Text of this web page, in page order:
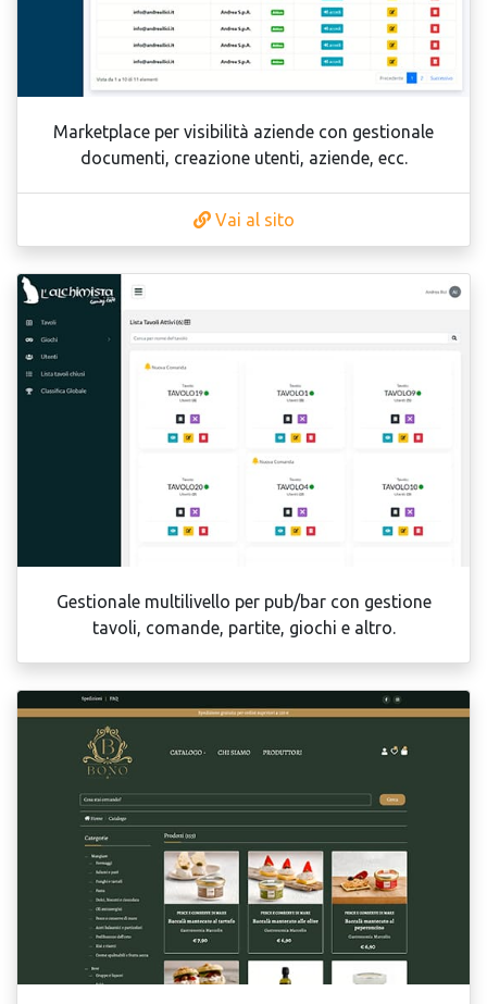
Marketplace per visibilità aziende con gestionale
documenti, creazione utenti, aziende, ecc.
Vai al sito
Gestionale multilivello per pub/bar con gestione
tavoli, comande, partite, giochi e altro.